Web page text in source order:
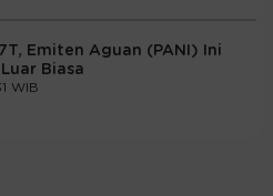
Emiten Aguan (PANI) Ini
Biasa
WIB